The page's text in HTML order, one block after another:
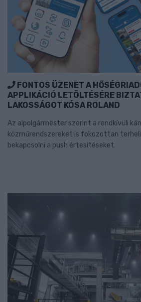
FONTOS ÜZENET A
APPLIKÁCIÓ LETÖLTÉSÉRE
LAKOSSÁGOT KÓSA ROLAND
Az alpolgármester szerint a rendkívüli
közműrendszereket is fokozottan
bekapcsolni a push értesítéseket.